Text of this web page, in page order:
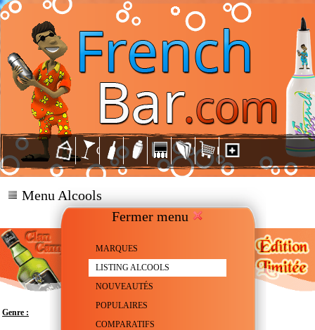
Fermer menu
MARQUES
LISTING ALCOOLS
NOUVEAUTÉS
POPULAIRES
COMPARATIFS
Menu Alcools
Genre :